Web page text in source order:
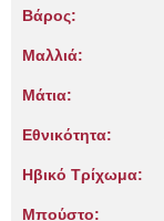
Βάρος:
Μαλλιά:
Μάτια:
Εθνικότητα:
Ηβικό Τρίχωμα:
Μπούστο: